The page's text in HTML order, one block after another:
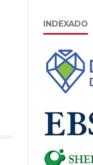
INDEXADO